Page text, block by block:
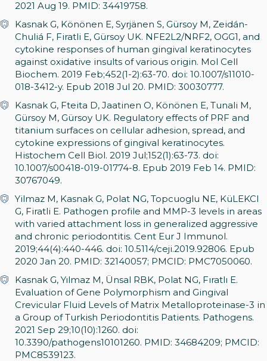
2021 Aug 19. PMID: 34419758.
Kasnak G, Könönen E, Syrjänen S, Gürsoy M, Zeidán-
Chuliá F, Firatli E, Gürsoy UK. NFE2L2/NRF2, OGG1, and
cytokine responses of human gingival keratinocytes
against oxidative insults of various origin. Mol Cell
Biochem. 2019 Feb;452(1-2):63-70. doi: 10.1007/s11010-
018-3412-y. Epub 2018 Jul 20. PMID: 30030777.
Kasnak G, Fteita D, Jaatinen O, Könönen E, Tunali M,
Gürsoy M, Gürsoy UK. Regulatory effects of PRF and
titanium surfaces on cellular adhesion, spread, and
cytokine expressions of gingival keratinocytes.
Histochem Cell Biol. 2019 Jul;152(1):63-73. doi:
10.1007/s00418-019-01774-8. Epub 2019 Feb 14. PMID:
30767049.
Yilmaz M, Kasnak G, Polat NG, Topcuoglu NE, KüLEKCI
G, Firatli E. Pathogen profile and MMP-3 levels in areas
with varied attachment loss in generalized aggressive
and chronic periodontitis. Cent Eur J Immunol.
2019;44(4):440-446. doi: 10.5114/ceji.2019.92806. Epub
2020 Jan 20. PMID: 32140057; PMCID: PMC7050060.
Kasnak G, Yılmaz M, Ünsal RBK, Polat NG, Fıratlı E.
Evaluation of Gene Polymorphism and Gingival
Crevicular Fluid Levels of Matrix Metalloproteinase-3 in
a Group of Turkish Periodontitis Patients. Pathogens.
2021 Sep 29;10(10):1260. doi:
10.3390/pathogens10101260. PMID: 34684209; PMCID:
PMC8539123.